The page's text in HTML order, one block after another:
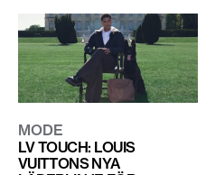
MODE
LV TOUCH: LOUIS
VUITTONS NYA